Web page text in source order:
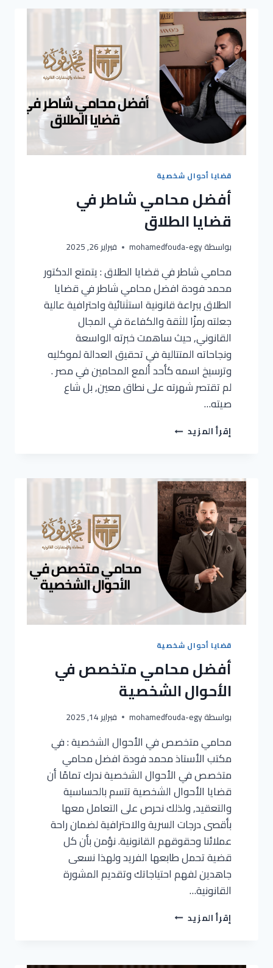
قضايا أحوال شخصية
أفضل محامي شاطر في
قضايا الطلاق
بواسطةmohamedfouda-egy فبراير 26, 2025
محامي شاطر في قضايا الطلاق : يتمتع الدكتور
محمد فودة افضل محامي شاطر في قضايا
الطلاق ببراعة قانونية استثنائية واحترافية عالية
جعلته رمزًا للثقة والكفاءة في المجال
القانوني, حيث ساهمت خبرته الواسعة
ونجاحاته المتتالية في تحقيق العدالة لموكليه
وترسيخ اسمه كأحد ألمع المحامين في مصر .
لم تقتصر شهرته على نطاق معين, بل شاع
صيته…
إقرأ المزيد
قضايا أحوال شخصية
أفضل محامي متخصص في
الأحوال الشخصية
بواسطةmohamedfouda-egy فبراير 14, 2025
محامي متخصص في الأحوال الشخصية : في
مكتب الأستاذ محمد فودة افضل محامي
متخصص في الأحوال الشخصية ندرك تمامًا أن
قضايا الأحوال الشخصية تتسم بالحساسية
والتعقيد, ولذلك نحرص على التعامل معها
بأقصى درجات السرية والاحترافية لضمان راحة
عملائنا وحقوقهم القانونية. نؤمن بأن كل
قضية تحمل طابعها الفريد ولهذا نسعى
جاهدين لفهم احتياجاتك وتقديم المشورة
القانونية…
إقرأ المزيد